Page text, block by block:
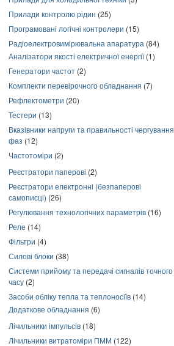
Прилади контролю рідин (25)
Програмовані логічні контролери (15)
Радіоелектровимірювальна апаратура (84)
Аналізатори якості електричної енергії(1)
Генератори частот (2)
Комплекти перевірочного обладнання (7)
Рефлектометри (20)
Тестери (13)
Вказівники напруги та правильності чергування
фаз (12)
Частотоміри (2)
Реєстратори паперові (2)
Реєстратори електронні (безпаперові
самописці) (26)
Регулювання технологічних параметрів (16)
Реле (14)
Фільтри (4)
Силові блоки (38)
Системи прийому та передачі сигналів точного
часу (2)
Засоби обліку тепла та теплоносіїв (14)
Додаткове обладнання (6)
Лічильники імпульсів (18)
Лічильники витратоміри ПММ (122)